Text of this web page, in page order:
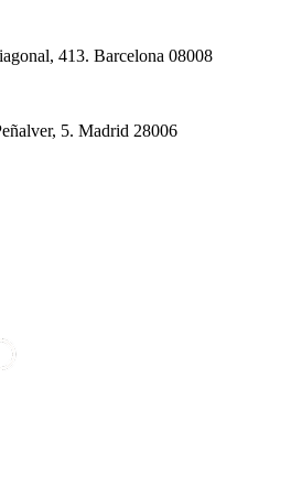
413. Barcelona 08008
5. Madrid 28006